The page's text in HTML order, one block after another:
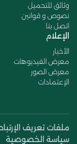
وثائق للتحميل
نصوص و قوانين
اتصل بنا
الإعلام
الأخبار
معرض الفيديوهات
معرض الصور
الإعتمادات
ملفات تعريف
سياسة الخصوصية